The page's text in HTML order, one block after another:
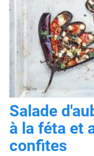
Salade
à la féta et
confites